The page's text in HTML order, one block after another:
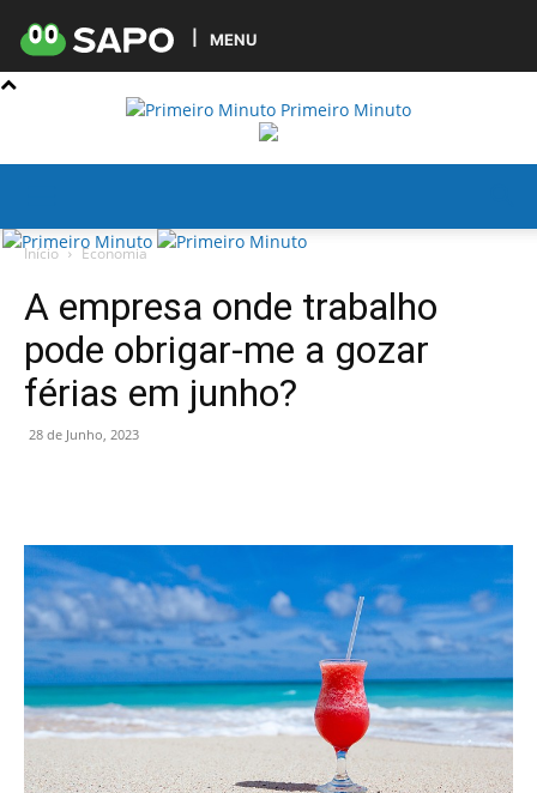
MENU
Primeiro Minuto
Início Economia
A empresa onde trabalho
pode obrigar-me a gozar
férias em junho?
28 de Junho, 2023